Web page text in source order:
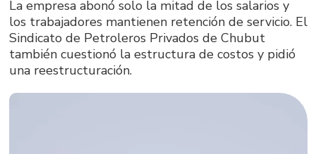
La empresa abonó solo la mitad de los salarios y
los trabajadores mantienen retención de servicio. El
Sindicato de Petroleros Privados de Chubut
también cuestionó la estructura de costos y pidió
una reestructuración.